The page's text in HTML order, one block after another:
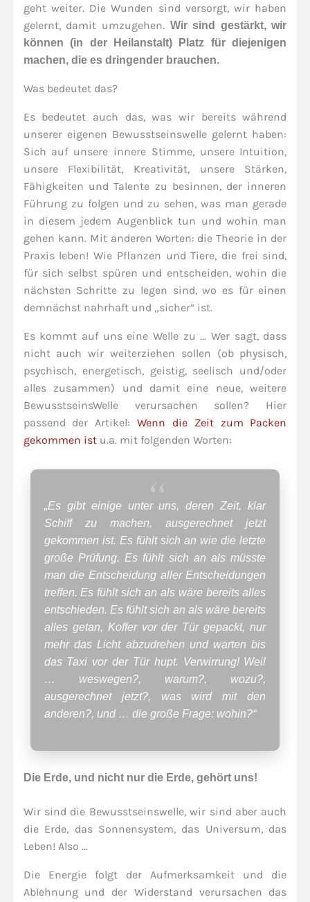
geht weiter. Die Wunden sind versorgt, wir haben
gelernt, damit umzugehen. Wir sind gestärkt, wir
können (in der Heilanstalt) Platz für diejenigen
machen, die es dringender brauchen.
Was bedeutet das?
Es bedeutet auch das, was wir bereits während
unserer eigenen Bewusstseinswelle gelernt haben:
Sich auf unsere innere Stimme, unsere Intuition,
unsere Flexibilität, Kreativität, unsere Stärken,
Fähigkeiten und Talente zu besinnen, der inneren
Führung zu folgen und zu sehen, was man gerade
in diesem jedem Augenblick tun und wohin man
gehen kann. Mit anderen Worten: die Theorie in der
Praxis leben! Wie Pflanzen und Tiere, die frei sind,
für sich selbst spüren und entscheiden, wohin die
nächsten Schritte zu legen sind, wo es für einen
demnächst nahrhaft und „sicher“ ist.
Es kommt auf uns eine Welle zu … Wer sagt, dass
nicht auch wir weiterziehen sollen (ob physisch,
psychisch, energetisch, geistig, seelisch und/oder
alles zusammen) und damit eine neue, weitere
BewusstseinsWelle verursachen sollen? Hier
passend der Artikel:Wenn die Zeit zum Packen
gekommen istu.a. mit folgenden Worten:
„Es gibt einige unter uns, deren Zeit, klar
Schiff zu machen, ausgerechnet jetzt
gekommen ist. Es fühlt sich an wie die letzte
große Prüfung. Es fühlt sich an als müsste
man die Entscheidung aller Entscheidungen
treffen. Es fühlt sich an als wäre bereits alles
entschieden. Es fühlt sich an als wäre bereits
alles getan, Koffer vor der Tür gepackt, nur
mehr das Licht abzudrehen und warten bis
das Taxi vor der Tür hupt. Verwirrung! Weil
… weswegen?, warum?, wozu?,
ausgerechnet jetzt?, was wird mit den
anderen?, und … die große Frage: wohin?“
Die Erde, und nicht nur die Erde, gehört uns!
Wir sind die Bewusstseinswelle, wir sind aber auch
die Erde, das Sonnensystem, das Universum, das
Leben! Also …
Die Energie folgt der Aufmerksamkeit und die
Ablehnung und der Widerstand verursachen das